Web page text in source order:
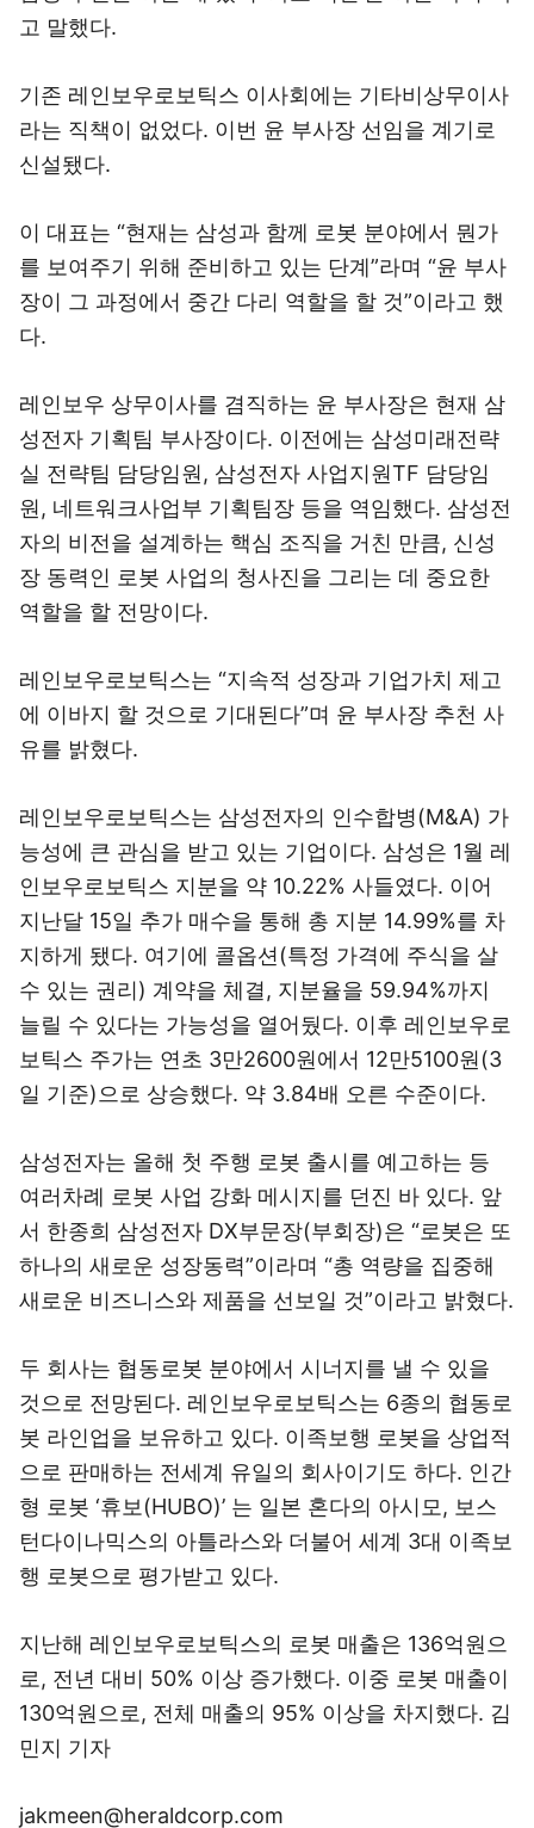
고 말했다.
기존 레인보우로보틱스 이사회에는 기타비상무이사
라는 직책이 없었다. 이번 윤 부사장 선임을 계기로
신설됐다.
이 대표는 “현재는 삼성과 함께 로봇 분야에서 뭔가
를 보여주기 위해 준비하고 있는 단계”라며 “윤 부사
장이 그 과정에서 중간 다리 역할을 할 것”이라고 했
다.
레인보우 상무이사를 겸직하는 윤 부사장은 현재 삼
성전자 기획팀 부사장이다. 이전에는 삼성미래전략
실 전략팀 담당임원, 삼성전자 사업지원TF 담당임
원, 네트워크사업부 기획팀장 등을 역임했다. 삼성전
자의 비전을 설계하는 핵심 조직을 거친 만큼, 신성
장 동력인 로봇 사업의 청사진을 그리는 데 중요한
역할을 할 전망이다.
레인보우로보틱스는 “지속적 성장과 기업가치 제고
에 이바지 할 것으로 기대된다”며 윤 부사장 추천 사
유를 밝혔다.
레인보우로보틱스는 삼성전자의 인수합병(M&A) 가
능성에 큰 관심을 받고 있는 기업이다. 삼성은 1월 레
인보우로보틱스 지분을 약 10.22% 사들였다. 이어
지난달 15일 추가 매수을 통해 총 지분 14.99%를 차
지하게 됐다. 여기에 콜옵션(특정 가격에 주식을 살
수 있는 권리) 계약을 체결, 지분율을 59.94%까지
늘릴 수 있다는 가능성을 열어뒀다. 이후 레인보우로
보틱스 주가는 연초 3만2600원에서 12만5100원(3
일 기준)으로 상승했다. 약 3.84배 오른 수준이다.
삼성전자는 올해 첫 주행 로봇 출시를 예고하는 등
여러차례 로봇 사업 강화 메시지를 던진 바 있다. 앞
서 한종희 삼성전자 DX부문장(부회장)은 “로봇은 또
하나의 새로운 성장동력”이라며 “총 역량을 집중해
새로운 비즈니스와 제품을 선보일 것”이라고 밝혔다.
두 회사는 협동로봇 분야에서 시너지를 낼 수 있을
것으로 전망된다. 레인보우로보틱스는 6종의 협동로
봇 라인업을 보유하고 있다. 이족보행 로봇을 상업적
으로 판매하는 전세계 유일의 회사이기도 하다. 인간
형 로봇 ‘휴보(HUBO)’ 는 일본 혼다의 아시모, 보스
턴다이나믹스의 아틀라스와 더불어 세계 3대 이족보
행 로봇으로 평가받고 있다.
지난해 레인보우로보틱스의 로봇 매출은 136억원으
로, 전년 대비 50% 이상 증가했다. 이중 로봇 매출이
130억원으로, 전체 매출의 95% 이상을 차지했다. 김
민지 기자
jakmeen@heraldcorp.com